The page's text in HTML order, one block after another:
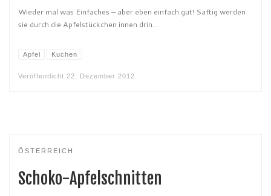
Wieder mal was Einfaches – aber eben einfach gut! Saftig werden
sie durch die Apfelstückchen innen drin…
Apfel Kuchen
Veröffentlicht 22. Dezember 2012
ÖSTERREICH
Schoko-Apfelschnitten